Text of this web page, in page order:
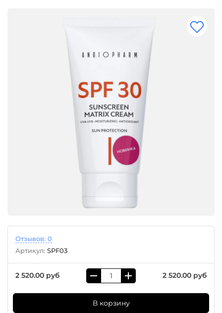
Отзывов: 0
Артикул: SPF03
2 520.00 руб 2 520.00 руб
В корзину